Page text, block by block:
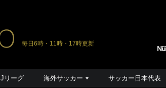
毎日6時・11時・17時更新
Jリーグ 海外サッカー サッカー日本代表